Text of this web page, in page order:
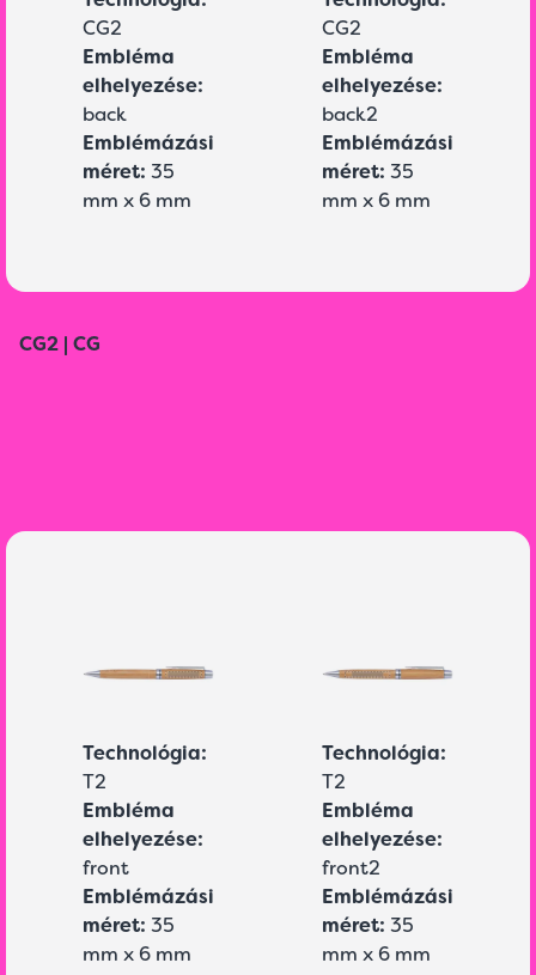
CG2
Embléma
elhelyezése:
back
Emblémázási
méret: 35
mm x 6 mm
CG2
Embléma
elhelyezése:
back2
Emblémázási
méret: 35
mm x 6 mm
CG2 | CG
Technológia:
T2
Embléma
elhelyezése:
front
Emblémázási
méret: 35
mm x 6 mm
Technológia:
T2
Embléma
elhelyezése:
front2
Emblémázási
méret: 35
mm x 6 mm